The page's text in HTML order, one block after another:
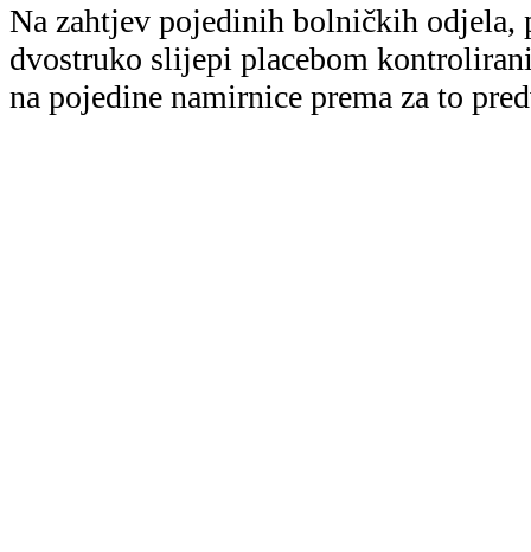
Na zahtjev pojedinih bolničkih odjela,
dvostruko slijepi placebom
na pojedine namirnice prema za to